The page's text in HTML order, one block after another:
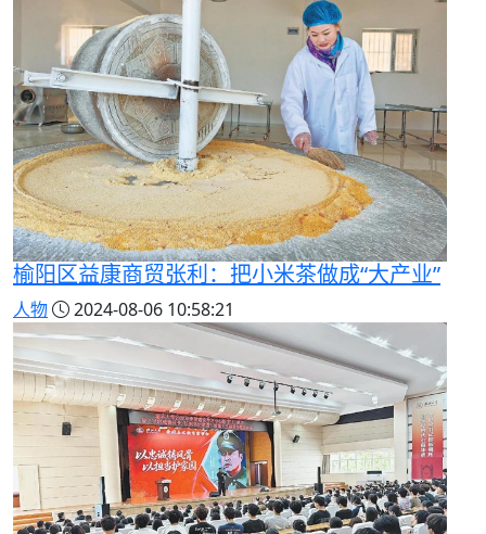
榆阳区益康商贸张利：把小米茶做成“大产业”
人物 2024-08-06 10:58:21